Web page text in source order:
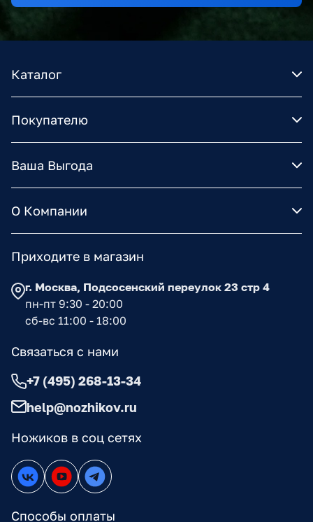
Каталог
Покупателю
Ваша Выгода
О Компании
Ножиков в соц сетях
Способы оплаты
Приходите в магазин
г. Москва, Подсосенский переулок 23 стр 4
пн-пт 9:30 - 20:00
сб-вс 11:00 - 18:00
Связаться с нами
+7 (495) 268-13-34
help@nozhikov.ru